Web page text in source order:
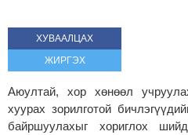
ХУВААЛЦАХ
ЖИРГЭХ
Аюултай, хор хөнөөл
хуурах зорилготой
байршуулахыг хориглох